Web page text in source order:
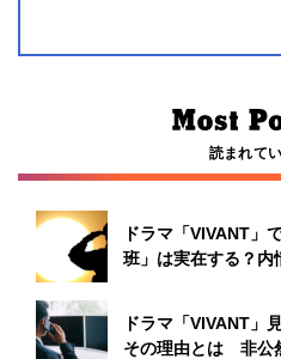
読まれて
ドラマ「VIVANT」
班」は実在する？内
ドラマ「VIVANT」
その理由とは 非公